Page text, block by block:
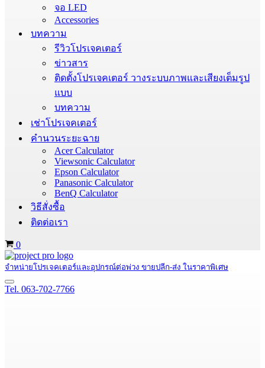
จอ LED
Accessories
บทความ
รีวิวโปรเจคเตอร์
ข่าวสาร
ติดตั้งโปรเจคเตอร์ วางระบบภาพและเสียงเต็มรูป
แบบ
บทความ
เช่าโปรเจคเตอร์
คำนวนระยะฉาย
Acer Calculator
Viewsonic Calculator
Epson Calculator
Panasonic Calculator
BenQ Calculator
วิธีสั่งซื้อ
ติดต่อเรา
Cart
0
จำหน่ายโปรเจคเตอร์และอุปกรณ์ต่อพ่วง ขายปลีก-ส่ง ในราคาพิเศษ
Navigation
Menu
Tel. 063-702-7766